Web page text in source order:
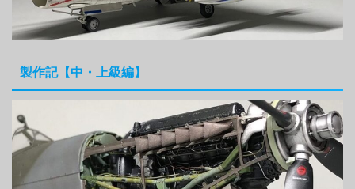
製作記【中・上級編】